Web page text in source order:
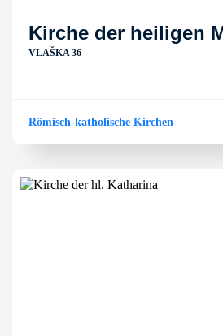
Kirche der heiligen
VLAŠKA 36
Römisch-katholische Kirchen